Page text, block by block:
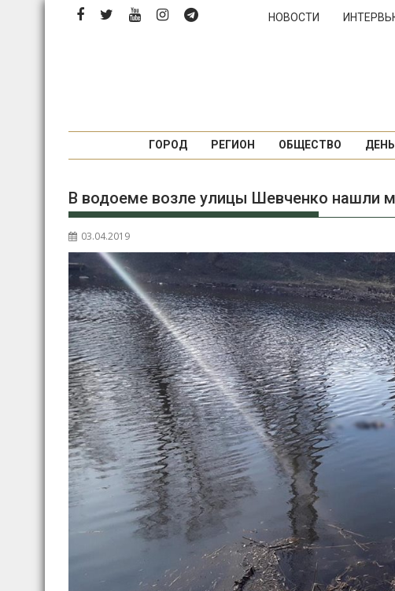
НОВОСТИ
ГОРОД РЕГИОН ОБЩЕСТВО
В водоеме возле улицы Шевченко нашли
03.04.2019